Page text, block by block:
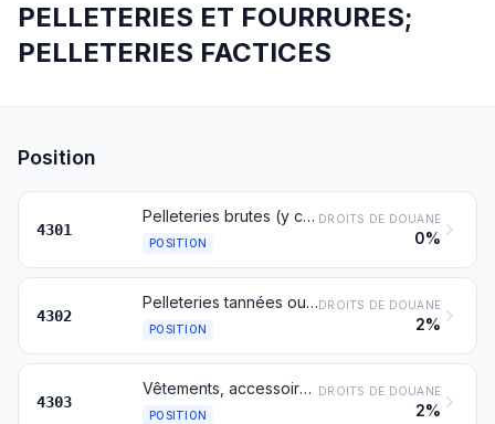
PELLETERIES ET FOURRURES;
PELLETERIES FACTICES
Position
4301
Pelleteries brutes (y compris les têtes, queues, pattes et autres morceaux utilisables en pelleteries), autres que les peaux brutes des nos 4101, 4102 ou 4103
POSITION
DROITS DE DOUANE
0%
4302
Pelleteries tannées ou apprêtées (y compris les têtes, queues, pattes et autres morceaux, déchets et chutes), non assemblées ou assemblées (sans adjonction d'autres matières), autres que celles du no 4303
POSITION
DROITS DE DOUANE
2%
4303
Vêtements, accessoires du vêtement et autres articles en pelleteries
POSITION
DROITS DE DOUANE
2%